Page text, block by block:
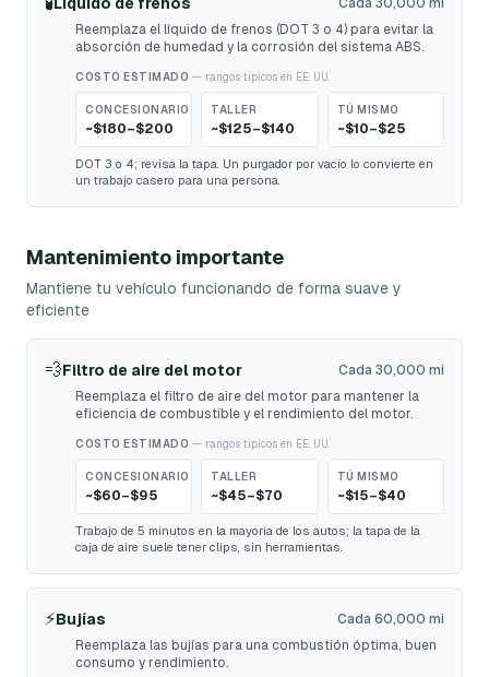
Cada 30,000 mi
Reemplaza el líquido de frenos (DOT 3 o 4) para evitar la
absorción de humedad y la corrosión del sistema ABS.
COSTO ESTIMADO — rangos típicos en EE. UU.
CONCESIONARIO
~$180–$200
TALLER
~$125–$140
TÚ MISMO
~$10–$25
DOT 3 o 4; revisa la tapa. Un purgador por vacío lo convierte en
un trabajo casero para una persona.
Mantenimiento importante
Mantiene tu vehículo funcionando de forma suave y
eficiente
💨Filtro de aire del motor
Cada 30,000 mi
Reemplaza el filtro de aire del motor para mantener la
eficiencia de combustible y el rendimiento del motor.
COSTO ESTIMADO — rangos típicos en EE. UU.
CONCESIONARIO
~$60–$95
TALLER
~$45–$70
TÚ MISMO
~$15–$40
Trabajo de 5 minutos en la mayoría de los autos; la tapa de la
caja de aire suele tener clips, sin herramientas.
⚡Bujías
Cada 60,000 mi
Reemplaza las bujías para una combustión óptima, buen
consumo y rendimiento.